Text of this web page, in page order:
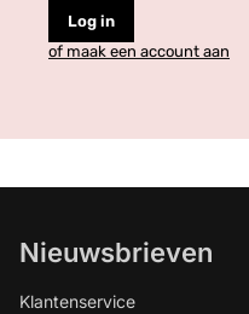
Log in
of maak een account aan
Nieuwsbrieven
Klantenservice